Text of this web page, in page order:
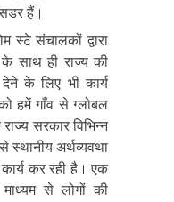
हैं।
स्टे संचालकों द्वारा
के साथ ही राज्य की
के लिए भी कार्य
हमें गाँव से ग्लोबल
सरकार विभिन्न
स्थानीय अर्थव्यवथा
कर रही है। एक
से लोगों की